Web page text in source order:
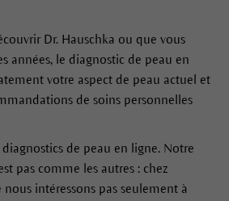
Dr. Hauschka ou que vous
années, le diagnostic de peau en
votre aspect de peau actuel et
de soins personnelles
de peau en ligne. Notre
pas comme les autres : chez
nous intéressons pas seulement à